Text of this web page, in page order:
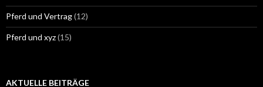
Pferd und Vertrag(12)
Pferd und xyz(15)
AKTUELLE BEITRÄGE